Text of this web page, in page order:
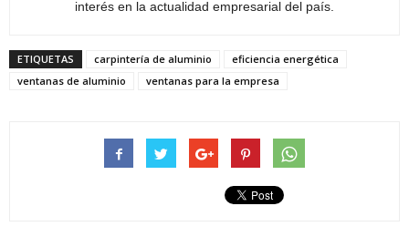
interés en la actualidad empresarial del país.
ETIQUETAS carpintería de aluminio
eficiencia energética
ventanas de aluminio
ventanas para la empresa